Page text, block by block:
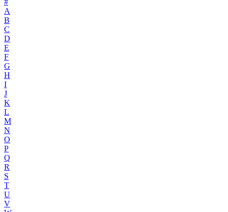
#
A
B
C
D
E
F
G
H
I
J
K
L
M
N
O
P
Q
R
S
T
U
V